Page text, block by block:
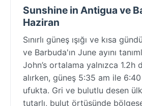
Sunshine in Antigua ve
Haziran
Sınırlı güneş ışığı ve kısa
ve Barbuda'ın June ayını
John’s ortalama yalnızca 1.2h
alırken, güneş 5:35 am ile
ufukta. Gri ve bulutlu desen
tutarlı, bulut örtüsünde